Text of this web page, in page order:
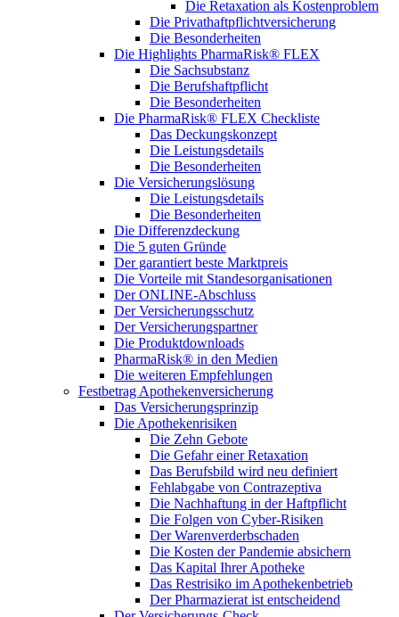
Die Retaxation als Kostenproblem
Die Privathaftpflichtversicherung
Die Besonderheiten
Die Highlights PharmaRisk® FLEX
Die Sachsubstanz
Die Berufshaftpflicht
Die Besonderheiten
Die PharmaRisk® FLEX Checkliste
Das Deckungskonzept
Die Leistungsdetails
Die Besonderheiten
Die Versicherungslösung
Die Leistungsdetails
Die Besonderheiten
Die Differenzdeckung
Die 5 guten Gründe
Der garantiert beste Marktpreis
Die Vorteile mit Standesorganisationen
Der ONLINE-Abschluss
Der Versicherungsschutz
Der Versicherungspartner
Die Produktdownloads
PharmaRisk® in den Medien
Die weiteren Empfehlungen
Festbetrag Apothekenversicherung
Das Versicherungsprinzip
Die Apothekenrisiken
Die Zehn Gebote
Die Gefahr einer Retaxation
Das Berufsbild wird neu definiert
Fehlabgabe von Contrazeptiva
Die Nachhaftung in der Haftpflicht
Die Folgen von Cyber-Risiken
Der Warenverderbschaden
Die Kosten der Pandemie absichern
Das Kapital Ihrer Apotheke
Das Restrisiko im Apothekenbetrieb
Der Pharmazierat ist entscheidend